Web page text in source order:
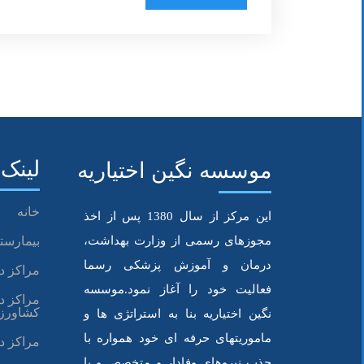
شما می‌توانید با استفاده از خدمات تزریقات در
تقریبا همه‌ی ما در طول زندگی‌
تا آمپول‌های درمانی یا تقویتی.
شاید بتوان گفت تزریقات یکی از رایج‌ترین
موسسه نگین اختیاریه
این مرکز از سال 1380 پس از اخذ
مجوزهای رسمی از وزارت بهداشت،
درمان و آموزش پزشکی رسما
فعالیت خود را آغاز نمود.موسسه
نگین اختیاریه بنا به استراتژی ها و
ماموریتهای حرفه ای خود همواره با
خانه
مراکز
مراکز
مراکز